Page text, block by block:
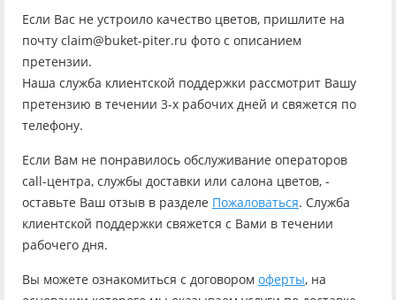
Если Вас не устроило качество цветов, пришлите на
почту claim@buket-piter.ru фото с описанием
претензии.
Наша служба клиентской поддержки рассмотрит Вашу
претензию в течении 3-х рабочих дней и свяжется по
телефону.
Если Вам не понравилось обслуживание операторов
call-центра, службы доставки или салона цветов, -
оставьте Ваш отзыв в разделе Пожаловаться. Служба
клиентской поддержки свяжется с Вами в течении
рабочего дня.
Вы можете ознакомиться с договором оферты, на